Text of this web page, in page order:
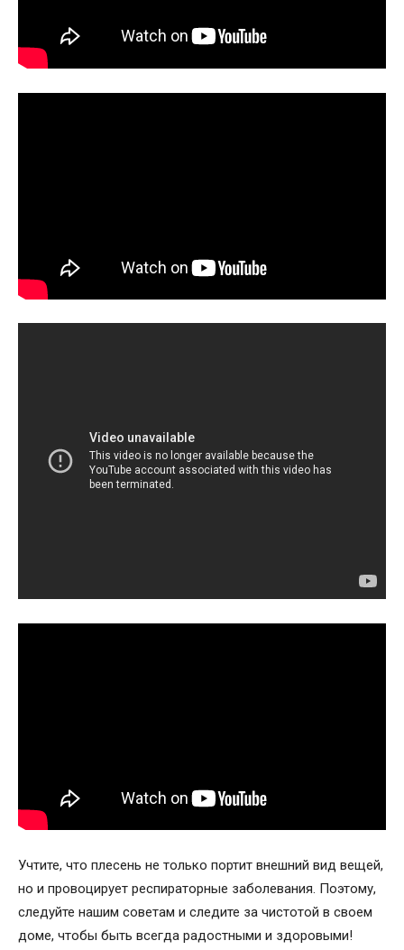
Учтите, что плесень не только портит внешний вид вещей,
но и провоцирует респираторные заболевания. Поэтому,
следуйте нашим советам и следите за чистотой в своем
доме, чтобы быть всегда радостными и здоровыми!